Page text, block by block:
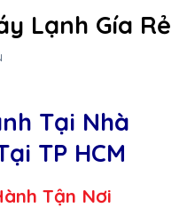
Lạnh Gía Rẻ
Lạnh Tại
TP HCM
Tận Nơi